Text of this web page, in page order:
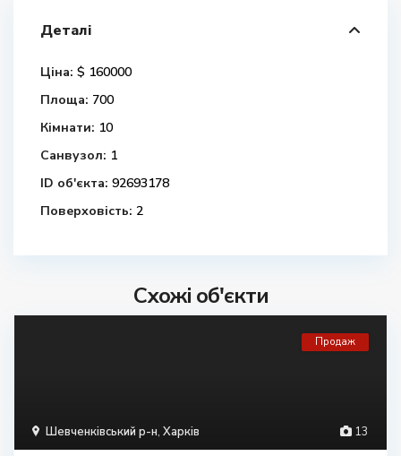
Деталі
Ціна: $ 160000
Площа: 700
Кімнати: 10
Санвузол: 1
ID об'єкта: 92693178
Поверховість: 2
Схожі об'єкти
13
Шевченківський р-н, Харків
Продаж